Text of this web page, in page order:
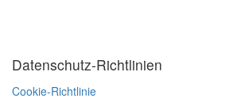
Datenschutz-Richtlinien
Cookie-Richtlinie